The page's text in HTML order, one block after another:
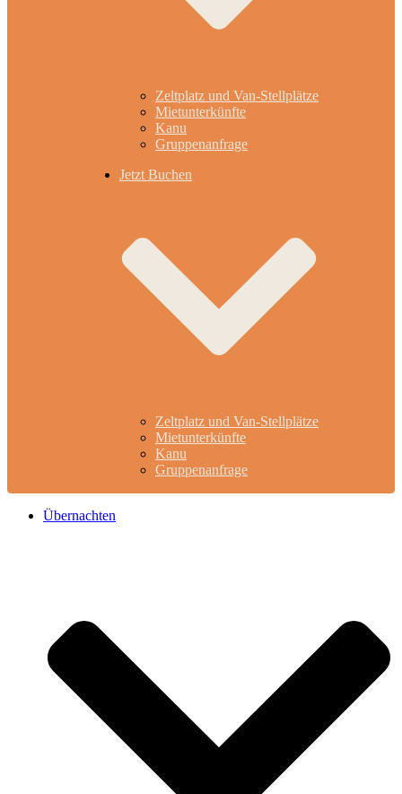
Zeltplatz und Van-Stellplätze
Mietunterkünfte
Kanu
Gruppenanfrage
Jetzt Buchen
Zeltplatz und Van-Stellplätze
Mietunterkünfte
Kanu
Gruppenanfrage
Übernachten